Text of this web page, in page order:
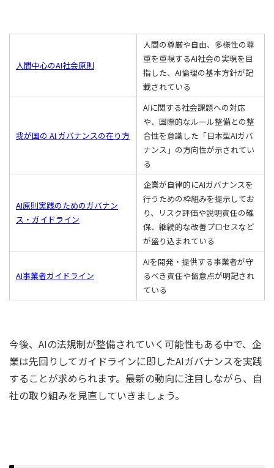
人間中心のAI社会原則
人間の尊厳や自由、多様性の尊
重を重視するAI社会の実現を目
指した、AI倫理の基本方針が記
載されている
我が国の AI ガバナンスの在り方
AIに関する社会課題への対応
や、国際的なルール整備との整
合性を意識した「日本型AIガバ
ナンス」の方向性が示されてい
る
AI原則実践のためのガバナン
ス・ガイドライン
企業が自律的にAIガバナンスを
行うための枠組みを提示してお
り、リスク評価や説明責任の確
保、継続的な改善プロセスなど
が盛り込まれている
AI事業者ガイドライン
AIを開発・提供する事業者が守
るべき責任や留意点が明記され
ている
今後、AIの法規制が整備されていく可能性もある中で、企
業は先回りしてガイドラインに即したAIガバナンスを実践
することが求められます。最新の動向に注目しながら、自
社の取り組みを見直していきましょう。